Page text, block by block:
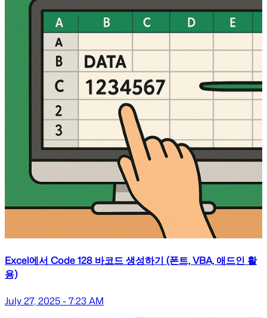
Excel에서 Code 128 바코드 생성하기 (폰트, VBA, 애드인 활
용)
July 27, 2025 - 7:23 AM